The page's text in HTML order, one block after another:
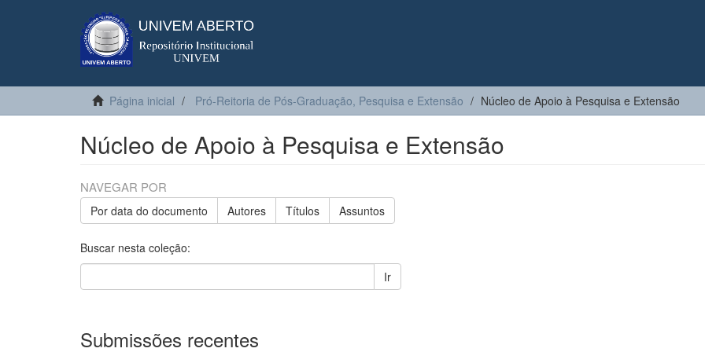
Página inicial Pró-Reitoria de Pós-Graduação, Pesquisa e Extensão Núcleo de Apoio à Pesquisa e Extensão
Núcleo de Apoio à Pesquisa e Extensão
NAVEGAR POR
Por data do documento Autores Títulos Assuntos
Buscar nesta coleção:
Ir
Submissões recentes